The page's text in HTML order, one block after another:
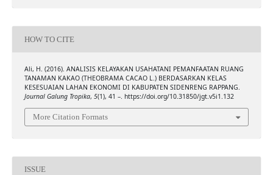
HOW TO CITE
Ali, H. (2016). ANALISIS KELAYAKAN USAHATANI PEMANFAATAN RUANG
TANAMAN KAKAO (THEOBRAMA CACAO L.) BERDASARKAN KELAS
KESESUAIAN LAHAN EKONOMI DI KABUPATEN SIDENRENG RAPPANG.
Journal Galung Tropika, 5(1), 41 –. https://doi.org/10.31850/jgt.v5i1.132
More Citation Formats
ISSUE